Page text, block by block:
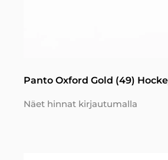
Panto Oxford Gold (49)
Näet hinnat kirjautumalla